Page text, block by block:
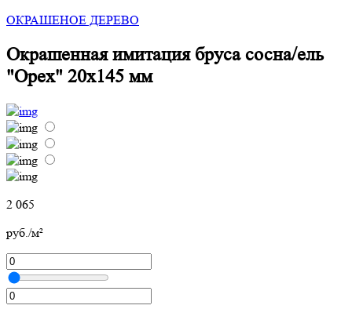
ОКРАШЕНОЕ ДЕРЕВО
Окрашенная имитация бруса сосна/ель
"Орех" 20х145 мм
2 065
руб./м²